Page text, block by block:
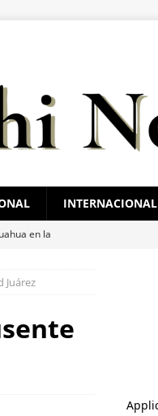
INTERNACIONAL
en la
Rafa Loera
Ponce de
Juárez